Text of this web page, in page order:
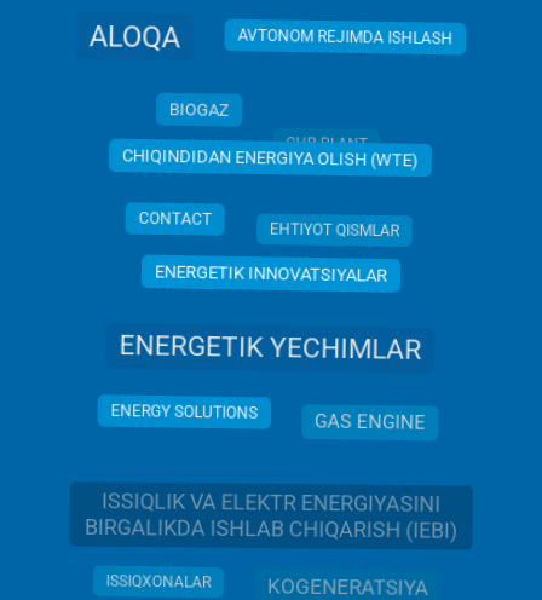
ALOQA AVTONOM REJIMDA ISHLASH
BIOGAZ
CHP PLANT
CHIQINDIDAN ENERGIYA OLISH (WTE)
CONTACT
EHTIYOT QISMLAR
ENERGETIK INNOVATSIYALAR
ENERGETIK YECHIMLAR
ENERGY SOLUTIONS GAS ENGINE
ISSIQLIK VA ELEKTR ENERGIYASINI
BIRGALIKDA ISHLAB CHIQARISH (IEBI)
ISSIQXONALAR KOGENERATSIYA